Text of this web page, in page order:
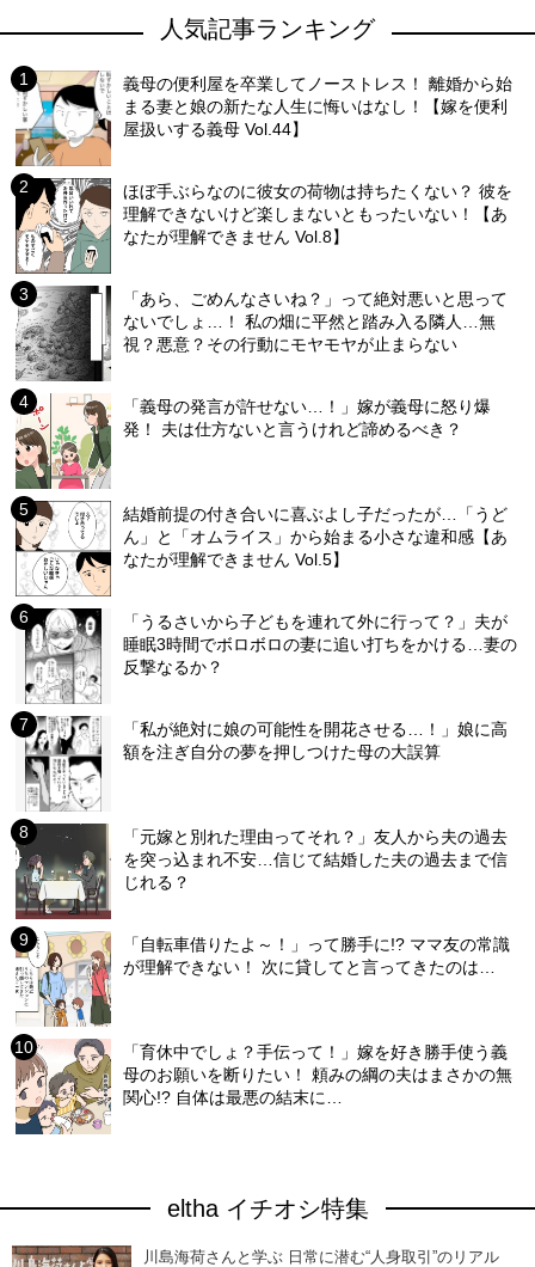
人気記事ランキング
義母の便利屋を卒業してノーストレス！ 離婚から始
まる妻と娘の新たな人生に悔いはなし！【嫁を便利
屋扱いする義母 Vol.44】
ほぼ手ぶらなのに彼女の荷物は持ちたくない？ 彼を
理解できないけど楽しまないともったいない！【あ
なたが理解できません Vol.8】
「あら、ごめんなさいね？」って絶対悪いと思って
ないでしょ…！ 私の畑に平然と踏み入る隣人…無
視？悪意？その行動にモヤモヤが止まらない
「義母の発言が許せない…！」嫁が義母に怒り爆
発！ 夫は仕方ないと言うけれど諦めるべき？
結婚前提の付き合いに喜ぶよし子だったが…「うど
ん」と「オムライス」から始まる小さな違和感【あ
なたが理解できません Vol.5】
「うるさいから子どもを連れて外に行って？」夫が
睡眠3時間でボロボロの妻に追い打ちをかける…妻の
反撃なるか？
「私が絶対に娘の可能性を開花させる…！」娘に高
額を注ぎ自分の夢を押しつけた母の大誤算
「元嫁と別れた理由ってそれ？」友人から夫の過去
を突っ込まれ不安…信じて結婚した夫の過去まで信
じれる？
「自転車借りたよ～！」って勝手に!? ママ友の常識
が理解できない！ 次に貸してと言ってきたのは…
「育休中でしょ？手伝って！」嫁を好き勝手使う義
母のお願いを断りたい！ 頼みの綱の夫はまさかの無
関心!? 自体は最悪の結末に…
eltha イチオシ特集
川島海荷さんと学ぶ 日常に潜む“人身取引”のリアル